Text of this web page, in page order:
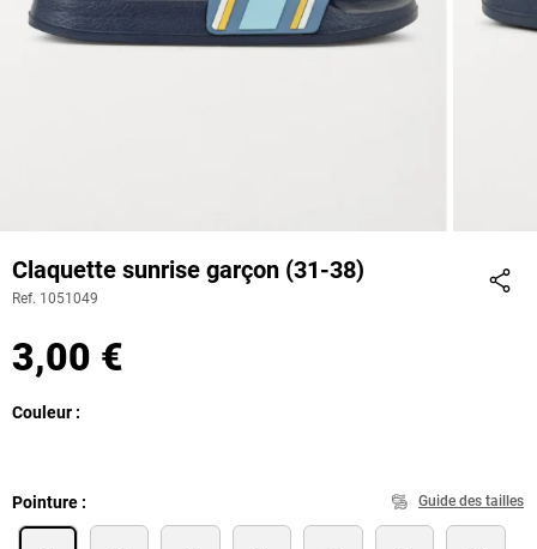
Claquette sunrise garçon (31-38)
Ref. 1051049
3,00 €
Couleur
Pointure Guide des tailles